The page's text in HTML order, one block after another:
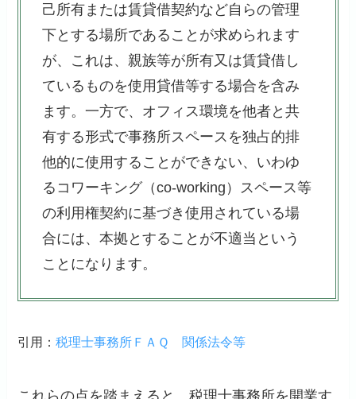
己所有または賃貸借契約など自らの管理
下とする場所であることが求められます
が、これは、親族等が所有又は賃貸借し
ているものを使用貸借等する場合を含み
ます。一方で、オフィス環境を他者と共
有する形式で事務所スペースを独占的排
他的に使用することができない、いわゆ
るコワーキング（co-working）スペース等
の利用権契約に基づき使用されている場
合には、本拠とすることが不適当という
ことになります。
引用：税理士事務所ＦＡＱ 関係法令等